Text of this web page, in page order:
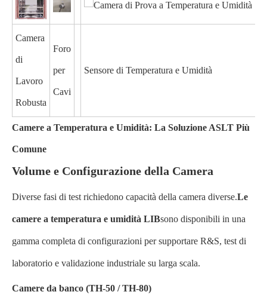
Camera
di
Lavoro
Robusta
Foro
per
Cavi
Sensore di Temperatura e Umidità
Camere a Temperatura e Umidità: La Soluzione ASLT Più
Comune
Volume e Configurazione della Camera
Diverse fasi di test richiedono capacità della camera diverse.Le
camere a temperatura e umidità LIBsono disponibili in una
gamma completa di configurazioni per supportare R&S, test di
laboratorio e validazione industriale su larga scala.
Camere da banco (TH-50 / TH-80)